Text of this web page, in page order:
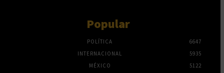
Popular
POLÍTICA
6647
INTERNACIONAL
5935
MÉXICO
5122